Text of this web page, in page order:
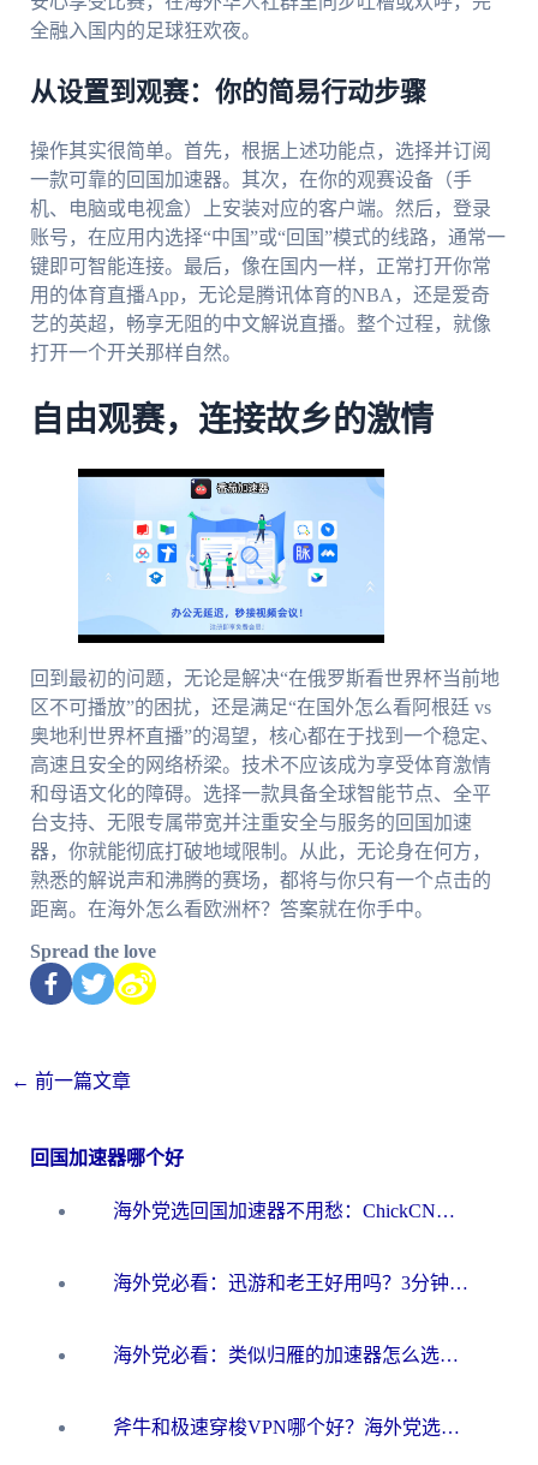
全融入国内的足球狂欢夜。
从设置到观赛：你的简易行动步骤
操作其实很简单。首先，根据上述功能点，选择并订阅
一款可靠的回国加速器。其次，在你的观赛设备（手
机、电脑或电视盒）上安装对应的客户端。然后，登录
账号，在应用内选择“中国”或“回国”模式的线路，通常一
键即可智能连接。最后，像在国内一样，正常打开你常
用的体育直播App，无论是腾讯体育的NBA，还是爱奇
艺的英超，畅享无阻的中文解说直播。整个过程，就像
打开一个开关那样自然。
自由观赛，连接故乡的激情
回到最初的问题，无论是解决“在俄罗斯看世界杯当前地
区不可播放”的困扰，还是满足“在国外怎么看阿根廷 vs
奥地利世界杯直播”的渴望，核心都在于找到一个稳定、
高速且安全的网络桥梁。技术不应该成为享受体育激情
和母语文化的障碍。选择一款具备全球智能节点、全平
台支持、无限专属带宽并注重安全与服务的回国加速
器，你就能彻底打破地域限制。从此，无论身在何方，
熟悉的解说声和沸腾的赛场，都将与你只有一个点击的
距离。在海外怎么看欧洲杯？答案就在你手中。
Spread the love
← 前一篇文章
回国加速器哪个好
海外党选回国加速器不用愁：ChickCN和洞见哪个好？一篇搞定所有疑问
海外党必看：迅游和老王好用吗？3分钟选对加速国内网络的加速器
海外党必看：类似归雁的加速器怎么选？一篇搞定无缝访问国内资源
斧牛和极速穿梭VPN哪个好？海外党选回国加速器必看的真实对比与避坑指南